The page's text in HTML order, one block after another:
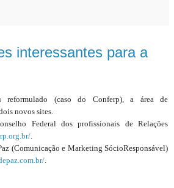
interessantes para a
reformulado (caso do Conferp), a área de
novos sites.
Federal dos profissionais de Relações
.
(Comunicação e Marketing SócioResponsável)
.